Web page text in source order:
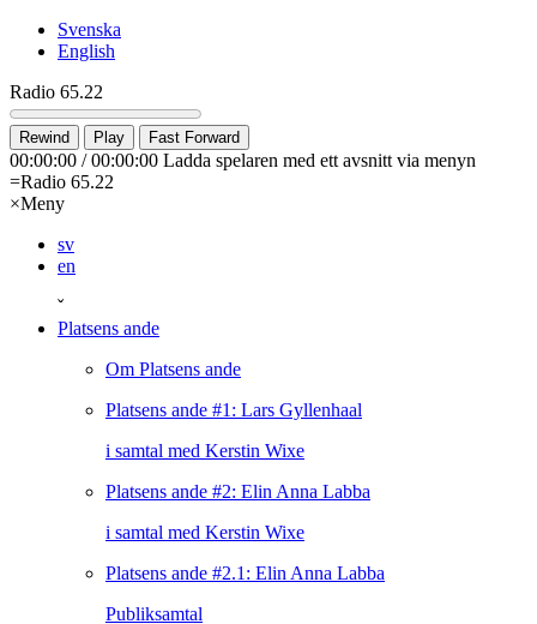
Svenska
English
Radio 65.22
Rewind Play Fast Forward
00:00:00 /00:00:00 Ladda spelaren med ett avsnitt via menyn
=Radio 65.22
×Meny
sv
en
ˇ
Platsens ande
Om Platsens ande
Platsens ande #1: Lars Gyllenhaal
i samtal med Kerstin Wixe
Platsens ande #2: Elin Anna Labba
i samtal med Kerstin Wixe
Platsens ande #2.1: Elin Anna Labba
Publiksamtal